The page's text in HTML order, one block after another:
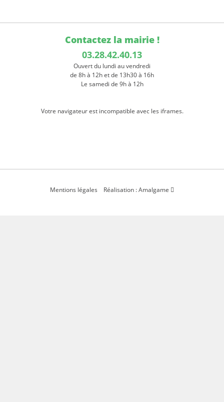
Contactez la mairie !
03.28.42.40.13
Ouvert du lundi au vendredi
de 8h à 12h et de 13h30 à 16h
Le samedi de 9h à 12h
Votre navigateur est incompatible avec les iframes.
Mentions légales Réalisation : Amalgame